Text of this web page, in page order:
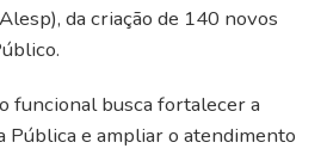
da criação de 140 novos
funcional busca fortalecer a
Pública e ampliar o atendimento